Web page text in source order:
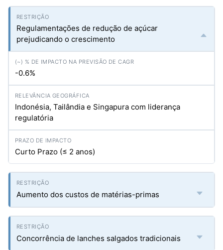
Regulamentações de redução de açúcar
prejudicando o crescimento
-0.6%
Indonésia, Tailândia e Singapura com liderança
regulatória
Curto Prazo (≤ 2 anos)
Aumento dos custos de matérias-primas
Concorrência de lanches salgados tradicionais